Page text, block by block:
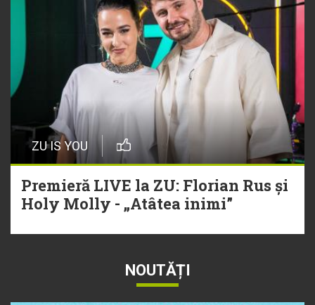
ZU IS YOU
Premieră LIVE la ZU: Florian Rus și
Holy Molly - „Atâtea inimi”
NOUTĂȚI